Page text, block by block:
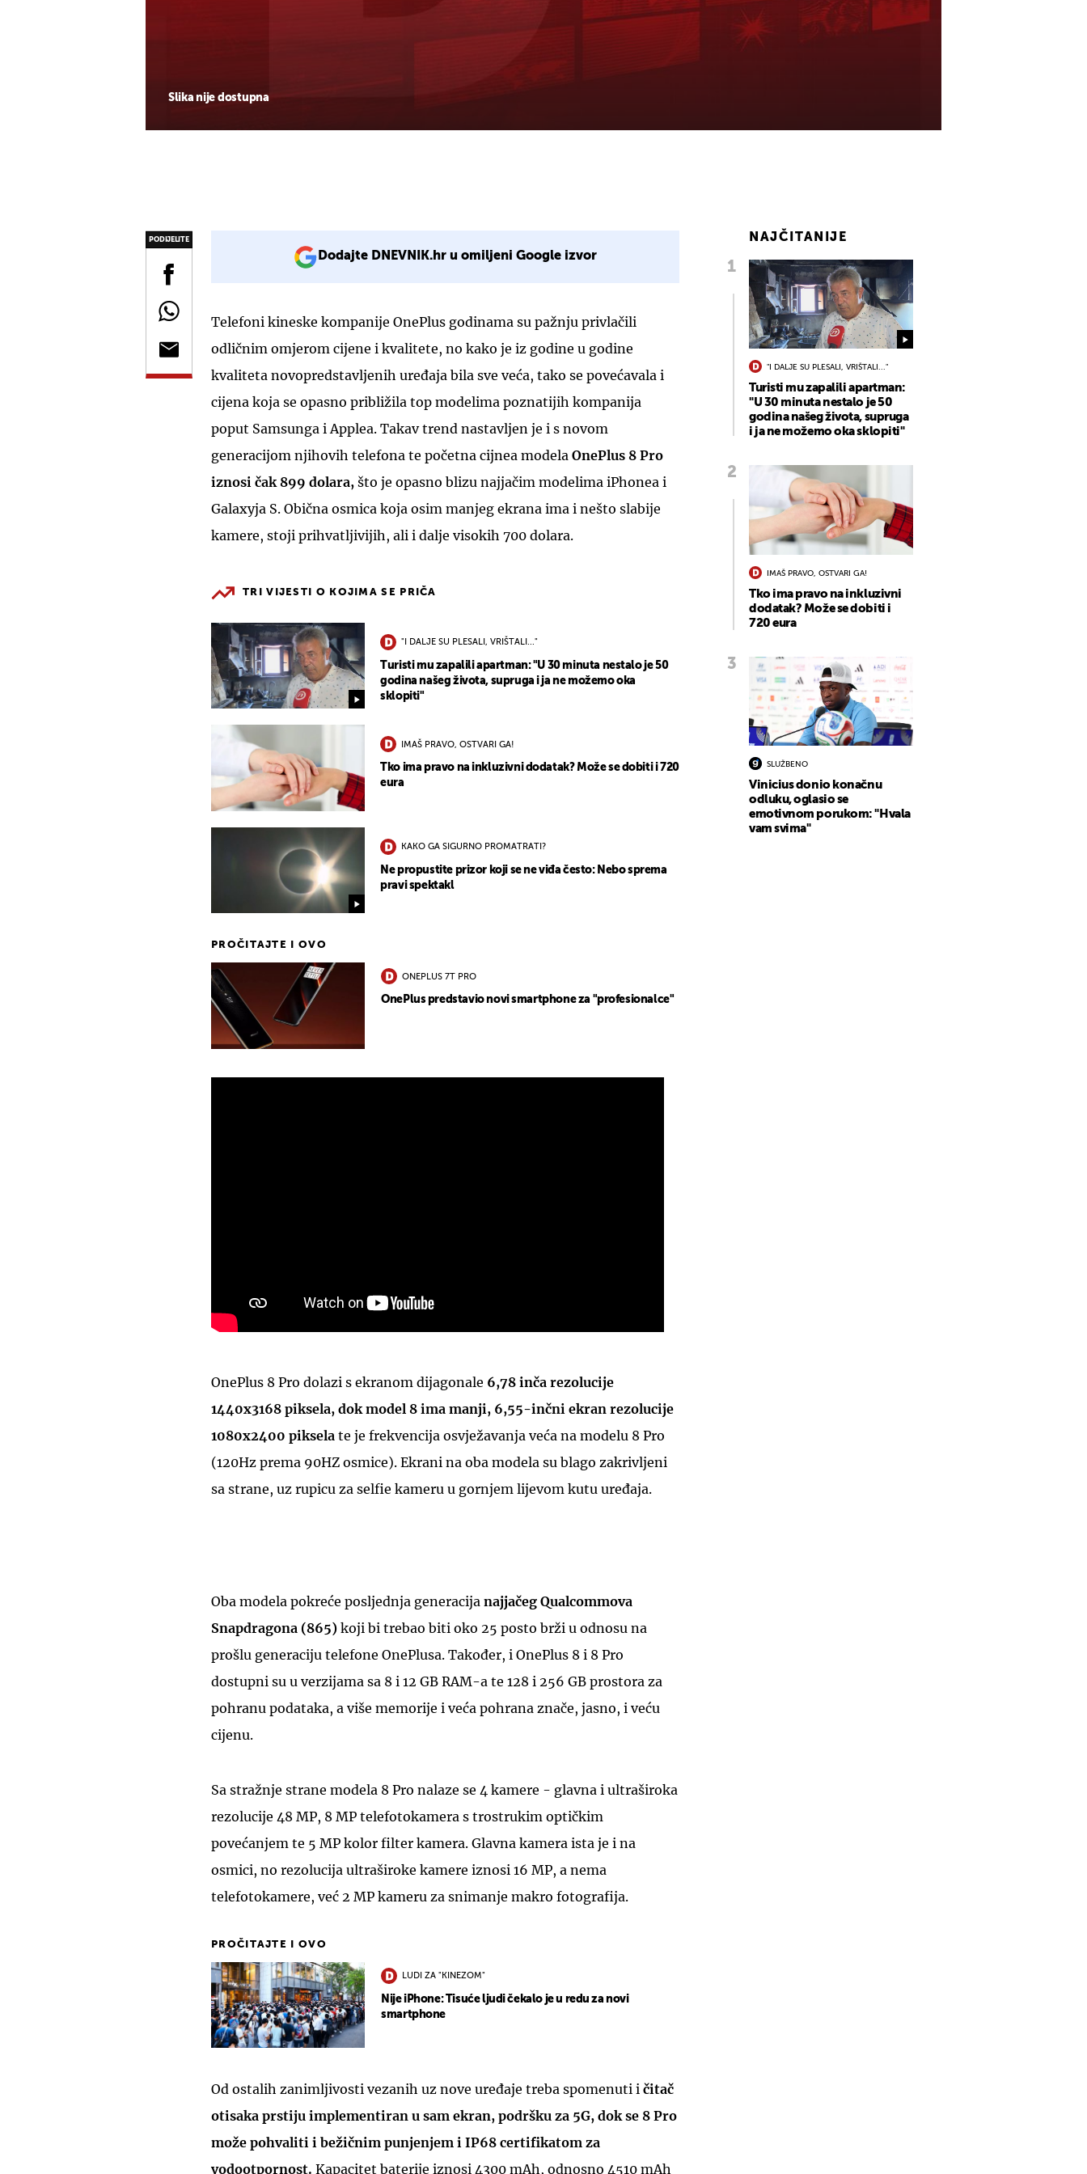
Slika nije dostupna
PODIJELITE
Dodajte DNEVNIK.hr u omiljeni Google izvor
Telefoni kineske kompanije OnePlus godinama su pažnju privlačili
odličnim omjerom cijene i kvalitete, no kako je iz godine u godine
kvaliteta novopredstavljenih uređaja bila sve veća, tako se povećavala i
cijena koja se opasno približila top modelima poznatijih kompanija
poput Samsunga i Applea. Takav trend nastavljen je i s novom
generacijom njihovih telefona te početna cijnea modela OnePlus 8 Pro
iznosi čak 899 dolara, što je opasno blizu najjačim modelima iPhonea i
Galaxyja S. Obična osmica koja osim manjeg ekrana ima i nešto slabije
kamere, stoji prihvatljivijih, ali i dalje visokih 700 dolara.
TRI VIJESTI O KOJIMA SE PRIČA
"I DALJE SU PLESALI, VRIŠTALI..."
Turisti mu zapalili apartman: "U 30 minuta nestalo je 50
godina našeg života, supruga i ja ne možemo oka
sklopiti"
IMAŠ PRAVO, OSTVARI GA!
Tko ima pravo na inkluzivni dodatak? Može se dobiti i 720
eura
KAKO GA SIGURNO PROMATRATI?
Ne propustite prizor koji se ne viđa često: Nebo sprema
pravi spektakl
PROČITAJTE I OVO
ONEPLUS 7T PRO
OnePlus predstavio novi smartphone za "profesionalce"
OnePlus 8 Pro dolazi s ekranom dijagonale 6,78 inča rezolucije
1440x3168 piksela, dok model 8 ima manji, 6,55-inčni ekran rezolucije
1080x2400 piksela te je frekvencija osvježavanja veća na modelu 8 Pro
(120Hz prema 90HZ osmice). Ekrani na oba modela su blago zakrivljeni
sa strane, uz rupicu za selfie kameru u gornjem lijevom kutu uređaja.
Oba modela pokreće posljednja generacija najjačeg Qualcommova
Snapdragona (865) koji bi trebao biti oko 25 posto brži u odnosu na
prošlu generaciju telefone OnePlusa. Također, i OnePlus 8 i 8 Pro
dostupni su u verzijama sa 8 i 12 GB RAM-a te 128 i 256 GB prostora za
pohranu podataka, a više memorije i veća pohrana znače, jasno, i veću
cijenu.
Sa stražnje strane modela 8 Pro nalaze se 4 kamere - glavna i ultraširoka
rezolucije 48 MP, 8 MP telefotokamera s trostrukim optičkim
povećanjem te 5 MP kolor filter kamera. Glavna kamera ista je i na
osmici, no rezolucija ultraširoke kamere iznosi 16 MP, a nema
telefotokamere, već 2 MP kameru za snimanje makro fotografija.
PROČITAJTE I OVO
LUDI ZA "KINEZOM"
Nije iPhone: Tisuće ljudi čekalo je u redu za novi
smartphone
Od ostalih zanimljivosti vezanih uz nove uređaje treba spomenuti i čitač
otisaka prstiju implementiran u sam ekran, podršku za 5G, dok se 8 Pro
može pohvaliti i bežičnim punjenjem i IP68 certifikatom za
vodootpornost. Kapacitet baterije iznosi 4300 mAh, odnosno 4510 mAh
NAJČITANIJE
"I DALJE SU PLESALI, VRIŠTALI..."
Turisti mu zapalili apartman:
"U 30 minuta nestalo je 50
godina našeg života, supruga
i ja ne možemo oka sklopiti"
IMAŠ PRAVO, OSTVARI GA!
Tko ima pravo na inkluzivni
dodatak? Može se dobiti i
720 eura
SLUŽBENO
Vinicius donio konačnu
odluku, oglasio se
emotivnom porukom: "Hvala
vam svima"